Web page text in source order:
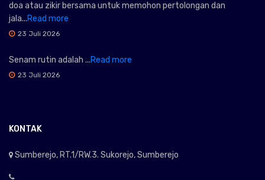
doa atau zikir bersama untuk memohon pertolongan dan
jala...Read more
23 Juli 2026
Senam rutin adalah ...Read more
23 Juli 2026
KONTAK
Sumberejo, RT.1/RW.3. Sukorejo, Sumberejo